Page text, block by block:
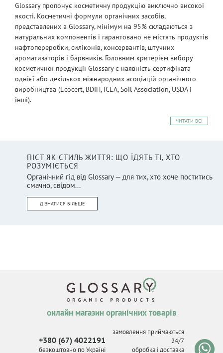
Glossary пропонує косметичну продукцію виключно високої
якості. Косметичні формули органічних засобів,
представлених в Glossary, мінімум на 95% складаються з
натуральних компонентів і гарантовано не містять продуктів
нафтопереробки, силіконів, консервантів, штучних
ароматизаторів і барвників. Головним критерієм вибору
косметичної продукції Glossary є наявність сертифіката
однієї або декількох міжнародних асоціацій органічного
виробництва (Ecocert, BDIH, ICEA, Soil Association, USDA і
інші).
ЧИТАТИ ВСІ
ПІСТ ЯК СТИЛЬ ЖИТТЯ: ЩО ЇДЯТЬ ТІ, ХТО
РОЗУМІЄТЬСЯ
Органічний гід від Glossary — для тих, хто хоче поститись
смачно, свідом...
ДІЗНАТИСЯ БІЛЬШЕ
онлайн магазин органічних товарів
+380 (67) 4022191
безкоштовно по Україні
замовлення приймаються
24/7
обробка і доставка